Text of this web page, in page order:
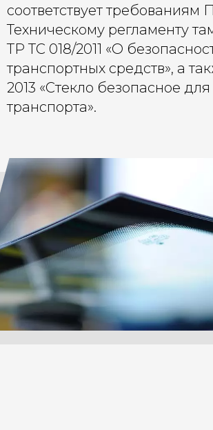
соответствует
Техническому регламенту
ТР ТС 018/2011 «О
транспортных средств», а
2013 «Стекло безопасное
транспорта».